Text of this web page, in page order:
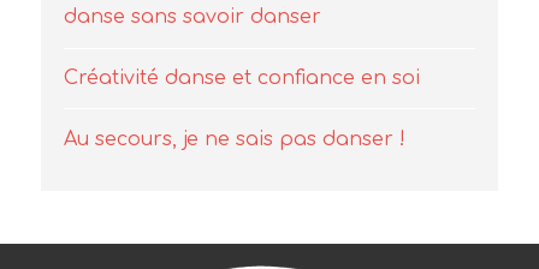
danse sans savoir danser
Créativité danse et confiance en soi
Au secours, je ne sais pas danser !